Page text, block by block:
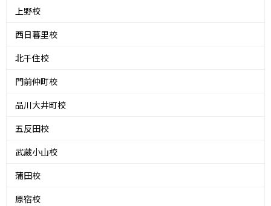
上野校
西日暮里校
北千住校
門前仲町校
品川大井町校
五反田校
武蔵小山校
蒲田校
原宿校